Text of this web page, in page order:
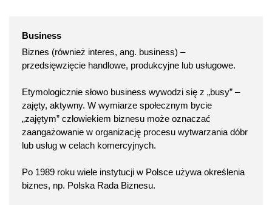
Business
Biznes (również interes, ang. business) –
przedsięwzięcie handlowe, produkcyjne lub usługowe.
Etymologicznie słowo business wywodzi się z „busy” –
zajęty, aktywny. W wymiarze społecznym bycie
„zajętym” człowiekiem biznesu może oznaczać
zaangażowanie w organizację procesu wytwarzania dóbr
lub usług w celach komercyjnych.
Po 1989 roku wiele instytucji w Polsce używa określenia
biznes, np. Polska Rada Biznesu.